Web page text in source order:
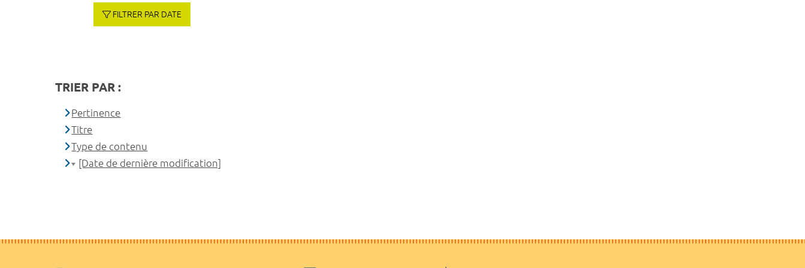
FILTRER PAR DATE
TRIER PAR :
Pertinence
Titre
Type de contenu
[Date de dernière modification]